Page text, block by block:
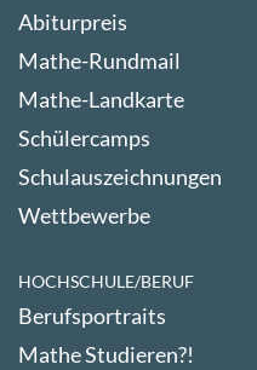
Abiturpreis
Mathe-Rundmail
Mathe-Landkarte
Schülercamps
Schulauszeichnungen
Wettbewerbe
HOCHSCHULE/BERUF
Berufsportraits
Mathe Studieren?!